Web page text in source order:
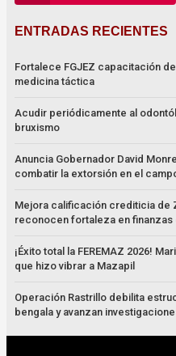
ENTRADAS RECIENTES
Fortalece FGJEZ capacitación
medicina táctica
Acudir periódicamente al
bruxismo
Anuncia Gobernador David
combatir la extorsión en el
Mejora calificación crediticia de
reconocen fortaleza en finanzas
¡Éxito total la FEREMAZ 2026!
que hizo vibrar a Mazapil
Operación Rastrillo debilita
bengala y avanzan